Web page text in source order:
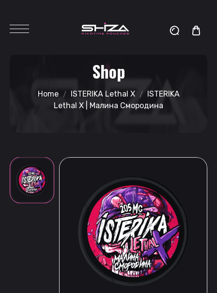
Shop
Home ISTERIKA Lethal X
ISTERIKA
Lethal X | Малина Смородина